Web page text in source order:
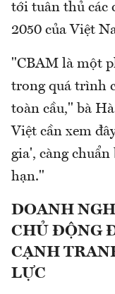
tới tuân thủ các
2050 của Việt
"CBAM là một
trong quá trình
toàn cầu," bà
Việt cần xem
gia', càng
hạn."
DOANH
CHỦ ĐỘNG
CẠNH
LỰC